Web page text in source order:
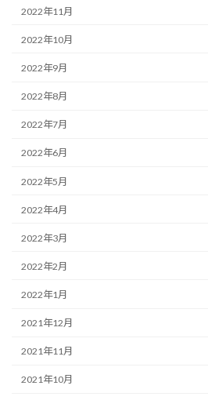
2022年11月
2022年10月
2022年9月
2022年8月
2022年7月
2022年6月
2022年5月
2022年4月
2022年3月
2022年2月
2022年1月
2021年12月
2021年11月
2021年10月